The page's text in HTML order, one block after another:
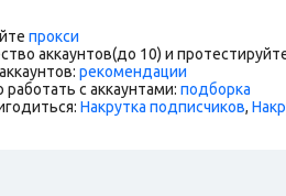
прокси
аккаунтов(до 10) и
рекомендации
с аккаунтами: подборка
Накрутка подписчиков,